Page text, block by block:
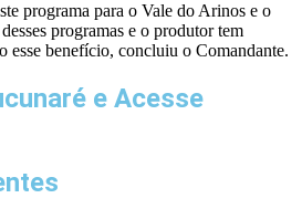
programa para o Vale do Arinos e o
programas e o produtor tem
esse benefício, concluiu o Comandante.
e Acesse